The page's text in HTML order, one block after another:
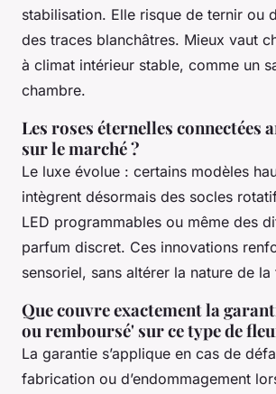
stabilisation. Elle risque de ternir ou
des traces blanchâtres. Mieux vaut
à climat intérieur stable, comme un
chambre.
Les roses éternelles connectées
sur le marché ?
Le luxe évolue : certains modèles
intègrent désormais des socles
LED programmables ou même des
parfum discret. Ces innovations
sensoriel, sans altérer la nature de la
Que couvre exactement la
ou remboursé' sur ce type de
La garantie s’applique en cas de
fabrication ou d’endommagement